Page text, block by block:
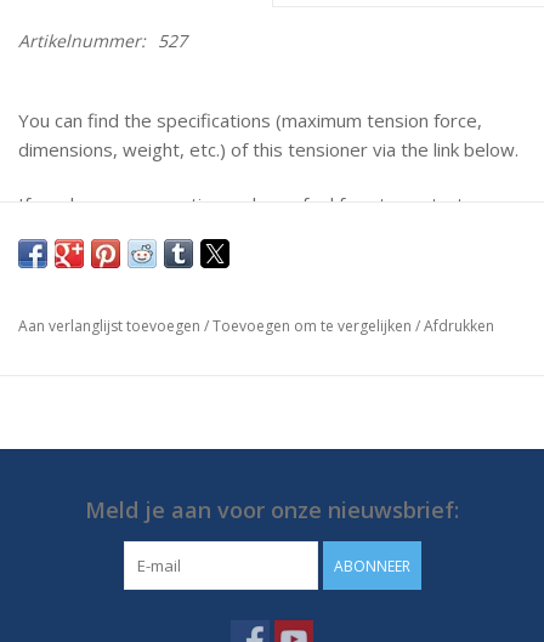
Artikelnummer: 527
You can find the specifications (maximum tension force,
dimensions, weight, etc.) of this tensioner via the link below.
If you have any questions, please feel free to contact us.
https://media.destaco.com/assetbank-
Aan verlanglijst toevoegen /Toevoegen om te vergelijken /Afdrukken
Meld je aan voor onze nieuwsbrief:
ABONNEER